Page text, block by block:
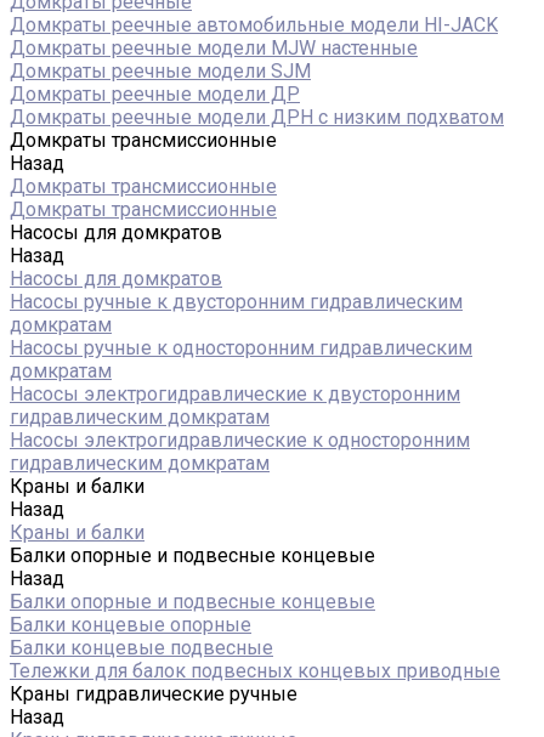
Домкраты реечные автомобильные модели HI-JACK
Домкраты реечные модели MJW настенные
Домкраты реечные модели SJM
Домкраты реечные модели ДР
Домкраты реечные модели ДРН с низким подхватом
Домкраты трансмиссионные
Назад
Домкраты трансмиссионные
Домкраты трансмиссионные
Насосы для домкратов
Назад
Насосы для домкратов
Насосы ручные к двусторонним гидравлическим
домкратам
Насосы ручные к односторонним гидравлическим
домкратам
Насосы электрогидравлические к двусторонним
гидравлическим домкратам
Насосы электрогидравлические к односторонним
гидравлическим домкратам
Краны и балки
Назад
Краны и балки
Балки опорные и подвесные концевые
Назад
Балки опорные и подвесные концевые
Балки концевые опорные
Балки концевые подвесные
Тележки для балок подвесных концевых приводные
Краны гидравлические ручные
Назад